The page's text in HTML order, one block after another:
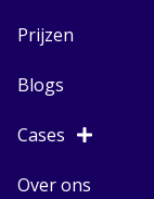
Prijzen
Blogs
Cases
Over ons